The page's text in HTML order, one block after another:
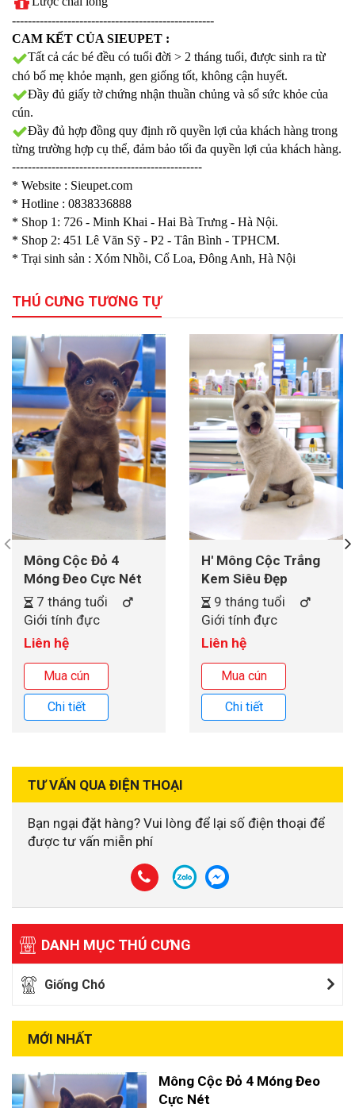
---------------------------------------------------
CAM KẾT CỦA SIEUPET :
Tất cả các bé đều có tuổi đời > 2 tháng tuổi, được sinh ra từ
chó bố mẹ khỏe mạnh, gen giống tốt, không cận huyết.
Đầy đủ giấy tờ chứng nhận thuần chủng và sổ sức khỏe của
cún.
Đầy đủ hợp đồng quy định rõ quyền lợi của khách hàng trong
từng trường hợp cụ thể, đảm bảo tối đa quyền lợi của khách hàng.
------------------------------------------------
* Website : Sieupet.com
* Hotline : 0838336888
* Shop 1: 726 - Minh Khai - Hai Bà Trưng - Hà Nội.
* Shop 2: 451 Lê Văn Sỹ - P2 - Tân Bình - TPHCM.
* Trại sinh sản : Xóm Nhồi, Cổ Loa, Đông Anh, Hà Nội
THÚ CƯNG TƯƠNG TỰ
Mông Cộc Đỏ 4
Móng Đeo Cực Nét
7 tháng tuổi
Giới tính đực
Liên hệ
Mua cún
Chi tiết
H' Mông Cộc Trắng
Kem Siêu Đẹp
9 tháng tuổi
Giới tính đực
Liên hệ
Mua cún
Chi tiết
TƯ VẤN QUA ĐIỆN THOẠI
Bạn ngại đặt hàng? Vui lòng để lại số điện thoại để
được tư vấn miễn phí
DANH MỤC THÚ CƯNG
Giống Chó
MỚI NHẤT
Mông Cộc Đỏ 4 Móng Đeo
Cực Nét